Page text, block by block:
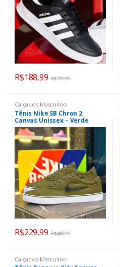
R$188,99 R$299,99
Calçados Masculino
Tênis Nike SB Chron 2
Canvas Unissex – Verde
R$229,99 R$449,99
Calçados Masculino